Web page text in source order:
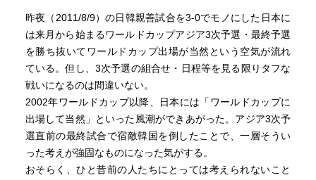
昨夜（2011/8/9）の日韓親善試合を3-0でモノにした日本に
は来月から始まるワールドカップアジア3次予選・最終予選
を勝ち抜いてワールドカップ出場が当然という空気が流れ
ている。但し、3次予選の組合せ・日程等を見る限りタフな
戦いになるのは間違いない。
2002年ワールドカップ以降、日本には「ワールドカップに
出場して当然」といった風潮ができあがった。アジア3次予
選直前の最終試合で宿敵韓国を倒したことで、一層そうい
った考えが強固なものになった気がする。
おそらく、ひと昔前の人たちにとっては考えられないこと